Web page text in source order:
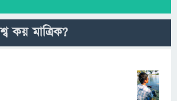
কয় মাত্রিক?